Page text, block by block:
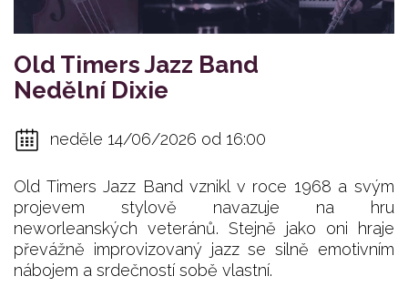
Old Timers Jazz Band
Nedělní Dixie
neděle 14/06/2026 od 16:00
Old Timers Jazz Band vznikl v roce 1968 a svým
projevem stylově navazuje na hru
neworleanských veteránů. Stejně jako oni hraje
převážně improvizovaný jazz se silně emotivním
nábojem a srdečností sobě vlastní.